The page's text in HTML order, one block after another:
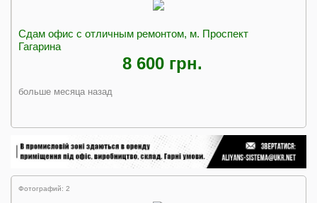
Сдам офис с отличным ремонтом, м. Проспект
Гагарина
8 600 грн.
больше месяца назад
Фотографий: 2